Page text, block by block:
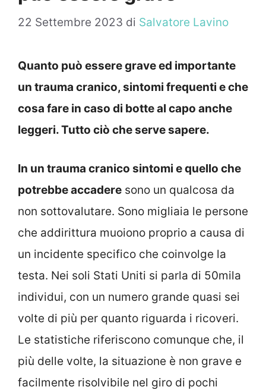
22 Settembre 2023 di Salvatore Lavino
Quanto può essere grave ed importante
un trauma cranico, sintomi frequenti e che
cosa fare in caso di botte al capo anche
leggeri. Tutto ciò che serve sapere.
In un trauma cranico sintomi e quello che
potrebbe accadere sono un qualcosa da
non sottovalutare. Sono migliaia le persone
che addirittura muoiono proprio a causa di
un incidente specifico che coinvolge la
testa. Nei soli Stati Uniti si parla di 50mila
individui, con un numero grande quasi sei
volte di più per quanto riguarda i ricoveri.
Le statistiche riferiscono comunque che, il
più delle volte, la situazione è non grave e
facilmente risolvibile nel giro di pochi